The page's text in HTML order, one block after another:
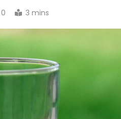
0 3 mins